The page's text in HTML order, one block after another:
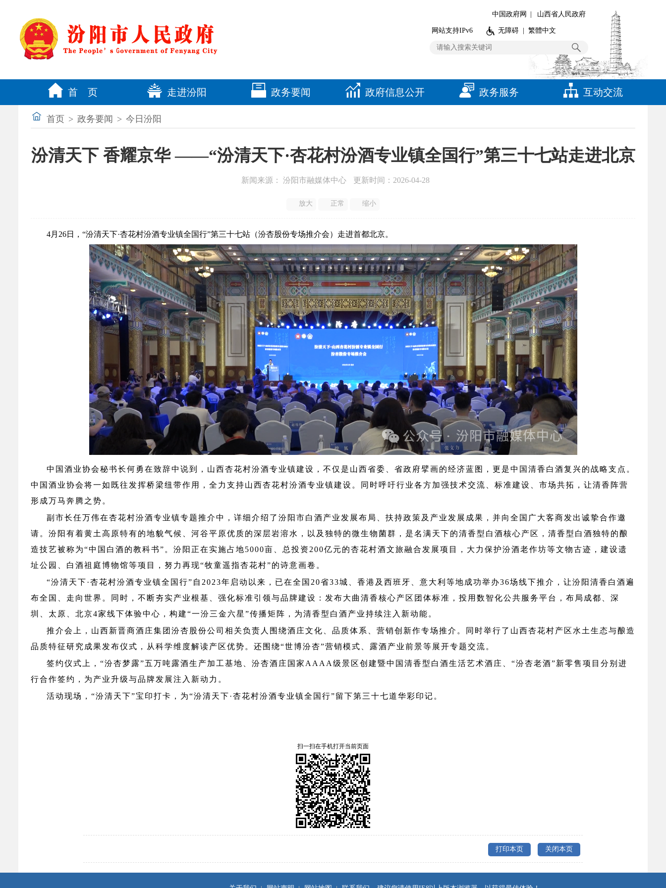
中国政府网 山西省人民政府
网站支持IPv6 无障碍 繁體中文
首 页 走进汾阳 政务要闻 政府信息公开 政务服务 互动交流
首页 > 政务要闻 > 今日汾阳
汾清天下 香耀京华 ——“汾清天下·杏花村汾酒专业镇全国行”第三十七站走进北京
新闻来源： 汾阳市融媒体中心 更新时间：2026-04-28
放大 正常 缩小
4月26日，“汾清天下·杏花村汾酒专业镇全国行”第三十七站（汾杏股份专场推介会）走进首都北京。
中国酒业协会秘书长何勇在致辞中说到，山西杏花村汾酒专业镇建设，不仅是山西省委、省政府擘画的经济蓝图，更是中国清香白酒复兴的战略支点。
中国酒业协会将一如既往发挥桥梁纽带作用，全力支持山西杏花村汾酒专业镇建设。同时呼吁行业各方加强技术交流、标准建设、市场共拓，让清香阵营
形成万马奔腾之势。
副市长任万伟在杏花村汾酒专业镇专题推介中，详细介绍了汾阳市白酒产业发展布局、扶持政策及产业发展成果，并向全国广大客商发出诚挚合作邀
请。汾阳有着黄土高原特有的地貌气候、河谷平原优质的深层岩溶水，以及独特的微生物菌群，是名满天下的清香型白酒核心产区，清香型白酒独特的酿
造技艺被称为“中国白酒的教科书”。汾阳正在实施占地5000亩、总投资200亿元的杏花村酒文旅融合发展项目，大力保护汾酒老作坊等文物古迹，建设遗
址公园、 白酒祖庭博物馆等项目，努力再现“牧童遥指杏花村”的诗意画卷。
“汾清天下·杏花村汾酒专业镇全国行”自2023年启动以来，已在全国20省33城、香港及西班牙、意大利等地成功举办36场线下推介，让汾阳清香白酒遍
布全国、走向世界。同时，不断夯实产业根基、强化标准引领与品牌建设：发布大曲清香核心产区团体标准，投用数智化公共服务平台，布局成都、深
圳、太原、北京4家线下体验中心，构建“一汾三金六星”传播矩阵，为清香型白酒产业持续注入新动能。
推介会上，山西新晋商酒庄集团 汾杏股份公司 相关负责人围绕酒庄文化、品质体系、营销创新作专场推介。同时举行了山西杏花村产区水土生态与酿造
品质特征研究成果发布仪式，从科学维度解读产区优势。还围绕“世博汾杏”营销模式、 露酒产业前景等展开专题交流。
签约仪式上， “汾杏梦露”五万吨露酒生产加工基地、汾杏酒庄国家AAAA级景区创建暨中国清香型白酒生活艺术酒庄、“汾杏老酒”新零售项目分别进
行合作签约，为产业升级与品牌发展注入新动力。
活动现场， “汾清天下”宝印打卡，为“汾清天下·杏花村汾酒专业镇全国行”留下第三十七道华彩印记。
扫一扫在手机打开当前页面
打印本页 关闭本页